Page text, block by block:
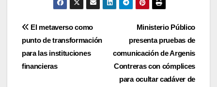
Navegación
de
entradas
Ministerio Público
presenta pruebas de
comunicación de Argenis
Contreras con cómplices
para ocultar cadáver de
El metaverso como
punto de transformación
para las instituciones
financieras